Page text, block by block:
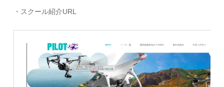
・スクール紹介URL